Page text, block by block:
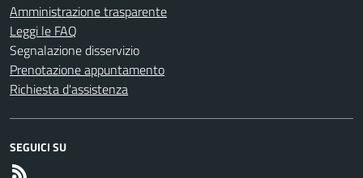
Amministrazione trasparente
Leggi le FAQ
Segnalazione disservizio
Prenotazione appuntamento
Richiesta d'assistenza
SEGUICI SU